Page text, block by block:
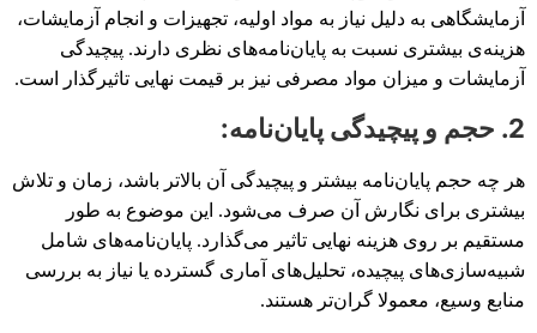
آزمایشگاهی به دلیل نیاز به مواد اولیه، تجهیزات و انجام آزمایشات،
هزینه‌ی بیشتری نسبت به پایان‌نامه‌های نظری دارند. پیچیدگی
آزمایشات و میزان مواد مصرفی نیز بر قیمت نهایی تاثیرگذار است.
2. حجم و پیچیدگی پایان‌نامه:
هر چه حجم پایان‌نامه بیشتر و پیچیدگی آن بالاتر باشد، زمان و تلاش
بیشتری برای نگارش آن صرف می‌شود. این موضوع به طور
مستقیم بر روی هزینه نهایی تاثیر می‌گذارد. پایان‌نامه‌های شامل
شبیه‌سازی‌های پیچیده، تحلیل‌های آماری گسترده یا نیاز به بررسی
منابع وسیع، معمولا گران‌تر هستند.